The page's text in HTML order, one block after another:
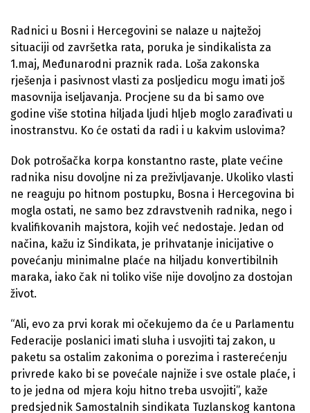
Radnici u Bosni i Hercegovini se nalaze u najtežoj
situaciji od završetka rata, poruka je sindikalista za
1.maj, Međunarodni praznik rada. Loša zakonska
rješenja i pasivnost vlasti za posljedicu mogu imati još
masovnija iseljavanja. Procjene su da bi samo ove
godine više stotina hiljada ljudi hljeb moglo zarađivati u
inostranstvu. Ko će ostati da radi i u kakvim uslovima?
Dok potrošačka korpa konstantno raste, plate većine
radnika nisu dovoljne ni za preživljavanje. Ukoliko vlasti
ne reaguju po hitnom postupku, Bosna i Hercegovina bi
mogla ostati, ne samo bez zdravstvenih radnika, nego i
kvalifikovanih majstora, kojih već nedostaje. Jedan od
načina, kažu iz Sindikata, je prihvatanje inicijative o
povećanju minimalne plaće na hiljadu konvertibilnih
maraka, iako čak ni toliko više nije dovoljno za dostojan
život.
“Ali, evo za prvi korak mi očekujemo da će u Parlamentu
Federacije poslanici imati sluha i usvojiti taj zakon, u
paketu sa ostalim zakonima o porezima i rasterećenju
privrede kako bi se povećale najniže i sve ostale plaće, i
to je jedna od mjera koju hitno treba usvojiti”, kaže
predsjednik Samostalnih sindikata Tuzlanskog kantona